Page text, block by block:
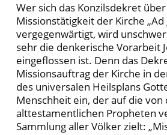
Wer sich das Konzilsdekret
Missionstätigkeit der Kirche „Ad
vergegenwärtigt, wird
sehr die denkerische Vorarbeit
eingeflossen ist. Denn das
Missionsauftrag der Kirche in
des universalen Heilsplans
Menschheit ein, der auf die von
alttestamentlichen Propheten
Sammlung aller Völker zielt: